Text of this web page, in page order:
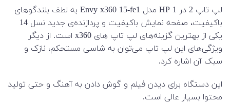
لپ تاپ 2 در 1 HP مدل Envy x360 15-fe1 به لطف بلندگوهای
باکیفیت، صفحه نمایش باکیفیت و پردازنده‌ی جدید نسل 14
یکی از بهترین گزینه‌های لپ تاپ های x360 است. از دیگر
ویژگی‌های این لپ تاپ می‌توان به شاسی مستحکم، نازک و
سبک آن اشاره کرد.
این دستگاه برای دیدن فیلم و گوش دادن به آهنگ و حتی تولید
محتوا بسیار عالی است.